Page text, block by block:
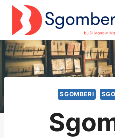
Salta
contenuto
SGOMBERI